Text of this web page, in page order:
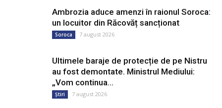
Ambrozia aduce amenzi în raionul Soroca:
un locuitor din Răcovăț sancționat
Soroca 7 august 2026
Ultimele baraje de protecție de pe Nistru
au fost demontate. Ministrul Mediului:
„Vom continua...
Știri 7 august 2026